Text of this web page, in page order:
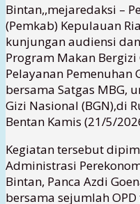
Bintan,,mejaredaksi –
(Pemkab) Kepulauan
kunjungan audiensi
Program Makan
Pelayanan Pemenuhan
bersama Satgas MBG,
Gizi Nasional (BGN),di
Bentan Kamis (21/5/
Kegiatan tersebut
Administrasi
Bintan, Panca Azdi
bersama sejumlah